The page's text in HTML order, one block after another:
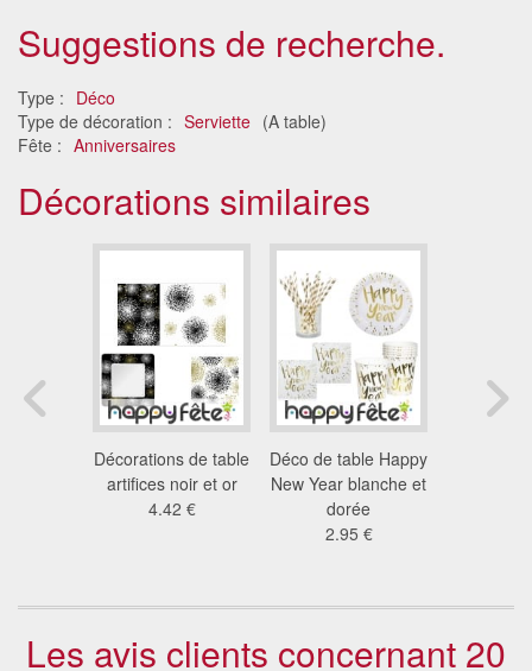
Suggestions de recherche.
Type : Déco
Type de décoration : Serviette (A table)
Fête : Anniversaires
Décorations similaires
Décorations de table
artifices noir et or
4.42 €
Déco de table Happy
New Year blanche et
dorée
2.95 €
Les avis clients concernant 20